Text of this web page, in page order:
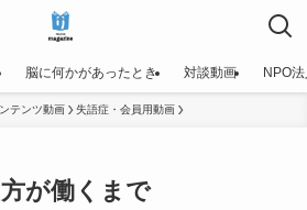
脳に何かがあったとき 対談動画 NPO
テンツ動画 失語症・会員用動画
が働くまで